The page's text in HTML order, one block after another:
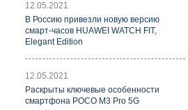
12.05.2021
В Россию привезли новую версию
смарт-часов HUAWEI WATCH FIT,
Elegant Edition
12.05.2021
Раскрыты ключевые особенности
смартфона POCO M3 Pro 5G